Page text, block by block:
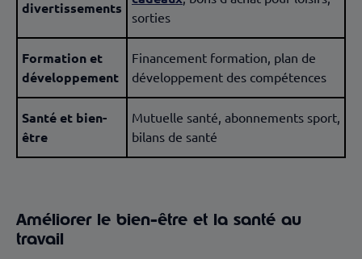
divertissements
sorties
Formation et
développement
Financement formation, plan de
développement des compétences
Santé et bien-
être
Mutuelle santé, abonnements sport,
bilans de santé
Améliorer le bien-être et la santé au
travail